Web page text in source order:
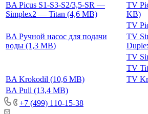
BA Picus S1-S3-S2/3,5-SR —
Simplex2 — Titan (4,6 MB)
TV
KB)
TV
BA Ручной насос для подачи
воды (1,3 MB)
TV
TV
TV
BA Krokodil (10,6 MB)
TV
BA Pull (13,4 MB)
+7 (499) 110-15-38